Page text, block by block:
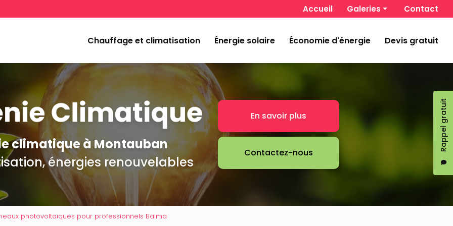
Rappel gratuit
Accueil
Galeries
Énergie solaire
Contact
Chauffage et climatisation
Énergie solaire Économie d'énergie Devis gratuit
climatique à Montauban
énergies renouvelables
En savoir plus
Contactez-nous
photovoltaïques pour professionnels Balma